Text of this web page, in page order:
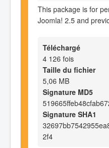
This package is for
Joomla! 2.5 and
Téléchargé
4 126 fois
Taille du fichier
5,06 MB
Signature MD5
Signature SHA1
2f4